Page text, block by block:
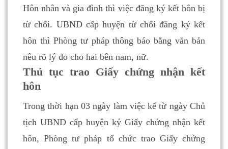
Hôn nhân và gia đình thì việc đăng ký kết hôn bị
từ chối. UBND cấp huyện từ chối đăng ký kết
hôn thì Phòng tư pháp thông báo bằng văn bản
nêu rõ lý do cho hai bên nam, nữ.
Thủ tục trao Giấy chứng nhận kết
hôn
Trong thời hạn 03 ngày làm việc kể từ ngày Chủ
tịch UBND cấp huyện ký Giấy chứng nhận kết
hôn, Phòng tư pháp tổ chức trao Giấy chứng